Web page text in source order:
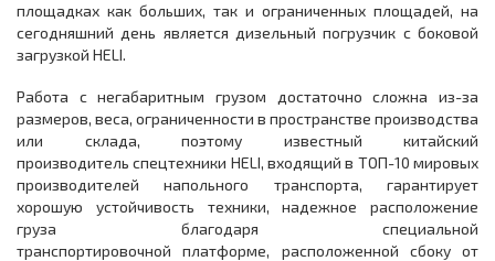
площадках как больших, так и ограниченных площадей, на
сегодняшний день является дизельный погрузчик с боковой
загрузкой HELI.
Работа с негабаритным грузом достаточно сложна из-за
размеров, веса, ограниченности в пространстве производства
или склада, поэтому известный китайский
производитель спецтехники HELI, входящий в ТОП-10 мировых
производителей напольного транспорта, гарантирует
хорошую устойчивость техники, надежное расположение
груза благодаря специальной
транспортировочной платформе, расположенной сбоку от